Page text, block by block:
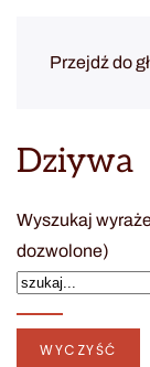
Przejdź do
Dziywa
Wyszukaj
dozwolone)